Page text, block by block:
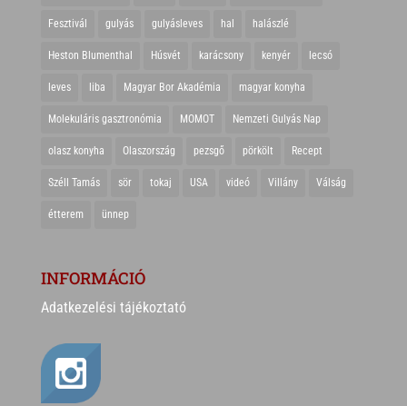
Fesztivál gulyás gulyásleves hal halászlé
Heston Blumenthal Húsvét karácsony kenyér lecsó
leves liba Magyar Bor Akadémia magyar konyha
Molekuláris gasztronómia MOMOT Nemzeti Gulyás Nap
olasz konyha Olaszország pezsgő pörkölt Recept
Széll Tamás sör tokaj USA videó Villány Válság
étterem ünnep
INFORMÁCIÓ
Adatkezelési tájékoztató